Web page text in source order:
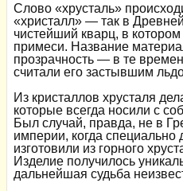
Слово «хрусталь»
«христалл» — так в
чистейший кварц, в котором
примеси. Название
прозрачность — в те
считали его застывшим
Из кристаллов хрусталя
которые всегда носили с
Был случай, правда, не в
империи, когда специально
изготовили из горного
Изделие получилось
дальнейшая судьба